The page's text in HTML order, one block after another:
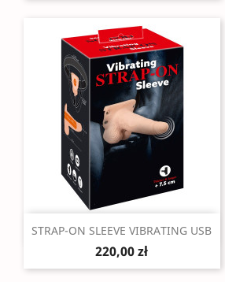
Szybki podgląd
STRAP-ON SLEEVE VIBRATING USB
220,00 zł